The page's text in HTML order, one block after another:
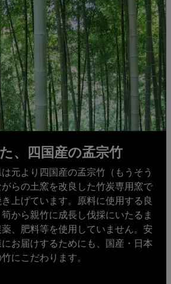
、四国産の孟宗竹
元より四国産の孟宗竹（もうそう
らの土窯を改良した竹炭専用窯で
上げています。原料に使用する良
から親竹に成長し伐採にいたるま
、肥料等を使用していません。安
お届けするためにも、国産・日本
にこだわります。